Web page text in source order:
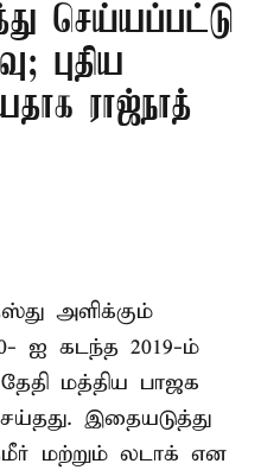
செய்யப்பட்டு
புதிய
ராஜ்நாத்
அளிக்கும்
ஐ கடந்த 2019-ம்
மத்திய பாஜக
இதையடுத்து
மற்றும் லடாக் என